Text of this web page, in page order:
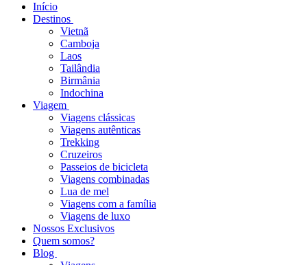
Início
Destinos
Vietnã
Camboja
Laos
Tailândia
Birmânia
Indochina
Viagem
Viagens clássicas
Viagens autênticas
Trekking
Cruzeiros
Passeios de bicicleta
Viagens combinadas
Lua de mel
Viagens com a família
Viagens de luxo
Nossos Exclusivos
Quem somos?
Blog